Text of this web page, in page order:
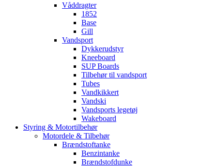
Våddragter
1852
Base
Gill
Vandsport
Dykkerudstyr
Kneeboard
SUP Boards
Tilbehør til vandsport
Tubes
Vandkikkert
Vandski
Vandsports legetøj
Wakeboard
Styring & Motortilbehør
Motordele & Tilbehør
Brændstoftanke
Benzintanke
Brændstofdunke